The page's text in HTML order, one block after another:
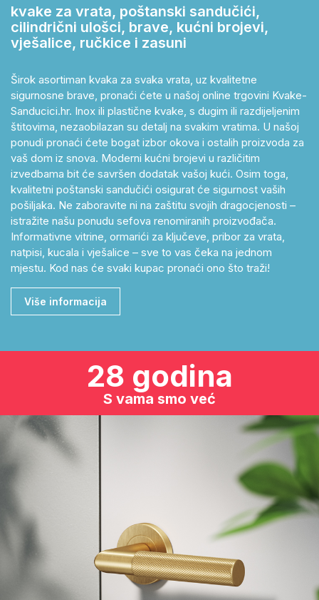
kvake za vrata, poštanski sandučići,
cilindrični ulošci, brave, kućni brojevi,
vješalice, ručkice i zasuni
Širok asortiman kvaka za svaka vrata, uz kvalitetne
sigurnosne brave, pronaći ćete u našoj online trgovini Kvake-
Sanducici.hr. Inox ili plastične kvake, s dugim ili razdijeljenim
štitovima, nezaobilazan su detalj na svakim vratima. U našoj
ponudi pronaći ćete bogat izbor okova i ostalih proizvoda za
vaš dom iz snova. Moderni kućni brojevi u različitim
izvedbama bit će savršen dodatak vašoj kući. Osim toga,
kvalitetni poštanski sandučići osigurat će sigurnost vaših
pošiljaka. Ne zaboravite ni na zaštitu svojih dragocjenosti –
istražite našu ponudu sefova renomiranih proizvođača.
Informativne vitrine, ormarići za ključeve, pribor za vrata,
natpisi, kucala i vješalice – sve to vas čeka na jednom
mjestu. Kod nas će svaki kupac pronaći ono što traži!
Više informacija
28 godina
S vama smo već